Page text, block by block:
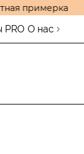
PRO О нас
примерка